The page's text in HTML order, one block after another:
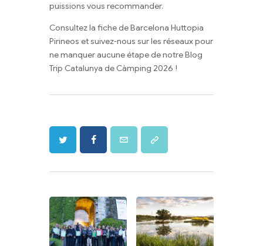
puissions vous recommander.
Consultez la fiche de Barcelona Huttopia
Pirineos et suivez-nous sur les réseaux pour
ne manquer aucune étape de notre Blog
Trip Catalunya de Càmping 2026 !